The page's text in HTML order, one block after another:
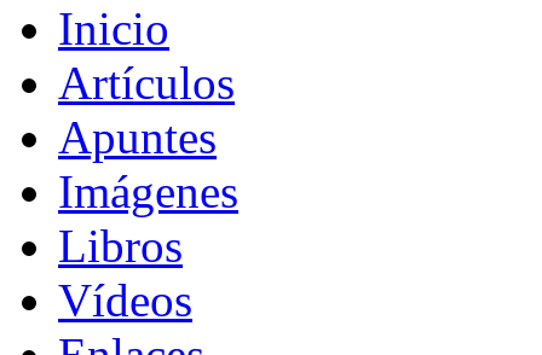
Inicio
Artículos
Apuntes
Imágenes
Libros
Vídeos